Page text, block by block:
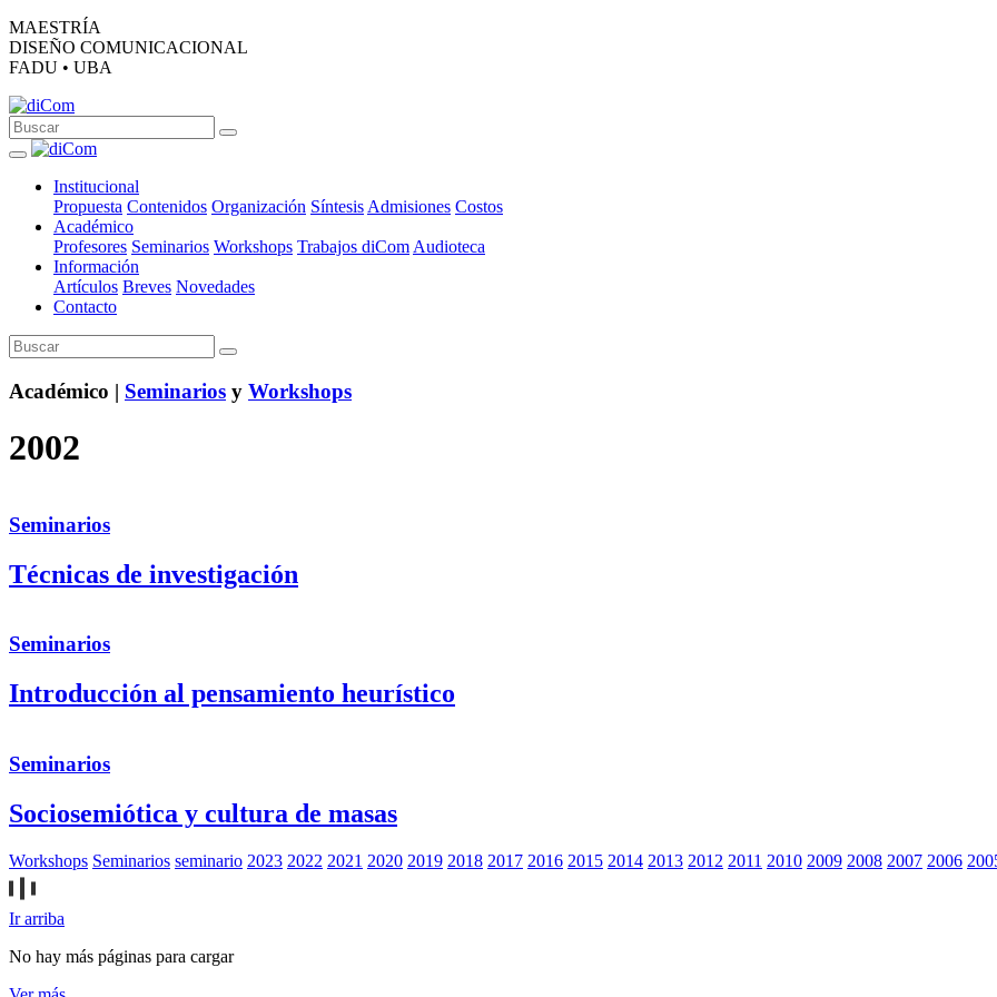
MAESTRÍA
DISEÑO COMUNICACIONAL
FADU • UBA
Institucional
Propuesta Contenidos Organización Síntesis Admisiones Costos
Académico
Profesores Seminarios Workshops Trabajos diCom Audioteca
Información
Artículos Breves Novedades
Contacto
Académico | Seminarios y Workshops
2002
Seminarios
Técnicas de investigación
Seminarios
Introducción al pensamiento heurístico
Seminarios
Sociosemiótica y cultura de masas
Workshops Seminarios seminario 2023 2022 2021 2020 2019 2018 2017 2016 2015 2014 2013 2012 2011 2010 2009 2008 2007 2006
Ir arriba
No hay más páginas para cargar